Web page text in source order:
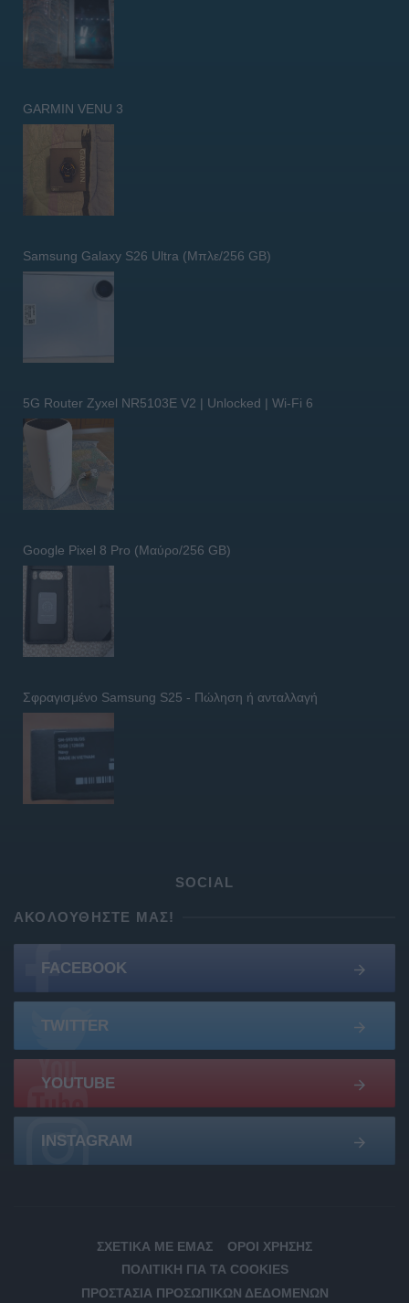
GARMIN VENU 3
Samsung Galaxy S26 Ultra (Μπλε/256 GB)
5G Router Zyxel NR5103E V2 | Unlocked | Wi-Fi 6
Google Pixel 8 Pro (Μαύρο/256 GB)
Σφραγισμένο Samsung S25 - Πώληση ή ανταλλαγή
SOCIAL
ΑΚΟΛΟΥΘΉΣΤΕ ΜΑΣ!
FACEBOOK
TWITTER
YOUTUBE
INSTAGRAM
ΣΧΕΤΙΚΆ ΜΕ ΕΜΆΣ
ΌΡΟΙ ΧΡΉΣΗΣ
ΠΟΛΙΤΙΚΉ ΓΙΑ ΤΑ COOKIES
ΠΡΟΣΤΑΣΊΑ ΠΡΟΣΩΠΙΚΏΝ ΔΕΔΟΜΈΝΩΝ